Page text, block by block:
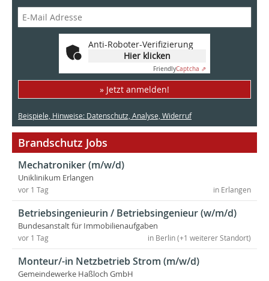
Anti-Roboter-Verifizierung
Hier klicken
FriendlyCaptcha ⇗
» Jetzt anmelden!
Beispiele, Hinweise: Datenschutz, Analyse, Widerruf
Brandschutz Jobs
Mechatroniker (m/w/d)
Uniklinikum Erlangen
in Erlangen
vor 1 Tag
Betriebsingenieurin / Betriebsingenieur (w/m/d)
Bundesanstalt für Immobilienaufgaben
in Berlin (+1 weiterer Standort)
vor 1 Tag
Monteur/-in Netzbetrieb Strom (m/w/d)
Gemeindewerke Haßloch GmbH